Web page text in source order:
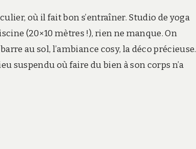
où il fait bon s’entraîner. Studio de yoga
(20×10 mètres !), rien ne manque. On
au sol, l’ambiance cosy, la déco précieuse.
suspendu où faire du bien à son corps n’a